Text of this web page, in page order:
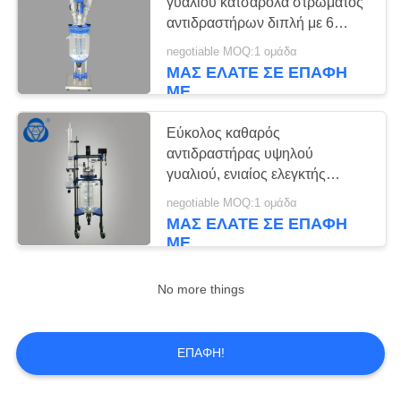
καλυμμένο σκάφος
γυαλιού
περιστροφικός
κενός εξατμιστήρας
αντιδραστήρων διπλή με 6
λιμένες
negotiable MOQ:1 ομάδα
ΜΑΣ ΕΛΆΤΕ ΣΕ ΕΠΑΦΉ
ΜΕ
Εύκολος καθαρός
αντιδραστήρας υψηλού
γυαλιού, ενιαίος ελεγκτής
ταχύτητας αντιδραστήρων VFD
γυαλιού στρώματος
negotiable MOQ:1 ομάδα
ΜΑΣ ΕΛΆΤΕ ΣΕ ΕΠΑΦΉ
ΜΕ
No more things
ΕΠΑΦΉ!